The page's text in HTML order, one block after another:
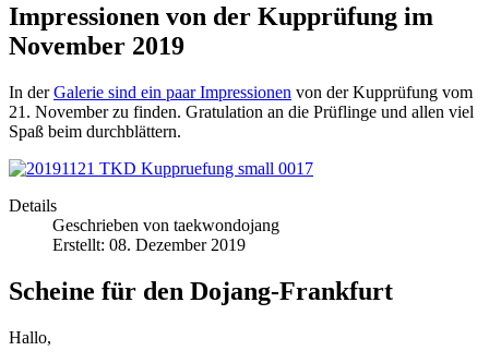
Impressionen von der Kupprüfung im
November 2019
In derGalerie sind ein paar Impressionen von der Kupprüfung vom
21. November zu finden. Gratulation an die Prüflinge und allen viel
Spaß beim durchblättern.
Details
Geschrieben von taekwondojang
Erstellt: 08. Dezember 2019
Scheine für den Dojang-Frankfurt
Hallo,